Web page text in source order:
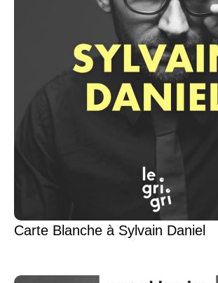
Carte Blanche à Sylvain Daniel